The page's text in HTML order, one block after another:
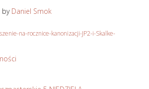
by Daniel Smok
na-rocznice-kanonizacji-JP2-i-Skalke-